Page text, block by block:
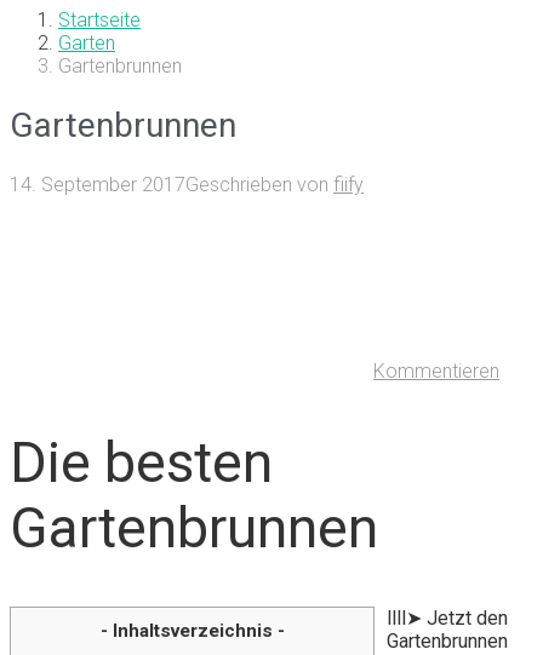
Startseite
Garten
Gartenbrunnen
Gartenbrunnen
14. September 2017Geschrieben von fiify
Kommentieren
Die besten
Gartenbrunnen
- Inhaltsverzeichnis -
llll➤ Jetzt den
Gartenbrunnen